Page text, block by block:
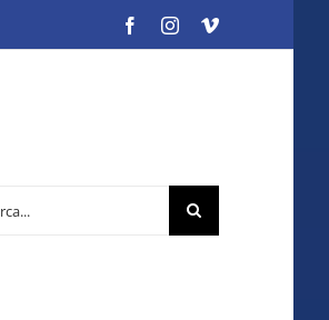
FacebookInstagramVimeo